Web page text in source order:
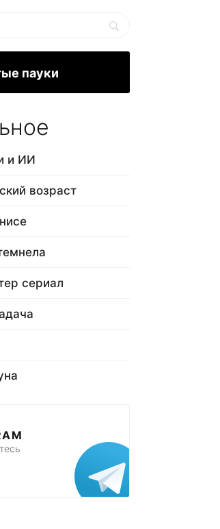
пауки
и ИИ
возраст
сериал